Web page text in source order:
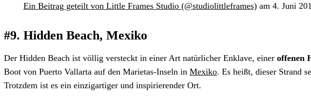
Ein Beitrag geteilt von Little Frames Studio (@studiolittleframes) am 4. Juni
#9. Hidden Beach, Mexiko
Der Hidden Beach ist völlig versteckt in einer Art natürlicher Enklave, einer offenen
Boot von Puerto Vallarta auf den Marietas-Inseln in Mexiko. Es heißt, dieser Strand
Trotzdem ist es ein einzigartiger und inspirierender Ort.